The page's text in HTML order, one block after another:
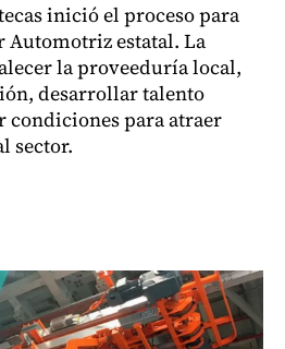
inició el proceso para
estatal. La
la proveeduría local,
desarrollar talento
condiciones para atraer
sector.